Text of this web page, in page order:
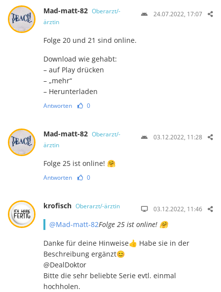
Mad-matt-82 Oberarzt/-
ärztin
24.07.2022, 17:07
Folge 20 und 21 sind online.
Download wie gehabt:
– auf Play drücken
– „mehr“
– Herunterladen
Antworten 0
Mad-matt-82 Oberarzt/-
ärztin
03.12.2022, 11:28
Folge 25 ist online! 🤗
Antworten 0
krofisch Oberarzt/-ärztin 03.12.2022, 11:46
@Mad-matt-82Folge 25 ist online! 🤗
Danke für deine Hinweise👍 Habe sie in der
Beschreibung ergänzt😊
@DealDoktor
Bitte die sehr beliebte Serie evtl. einmal
hochholen.